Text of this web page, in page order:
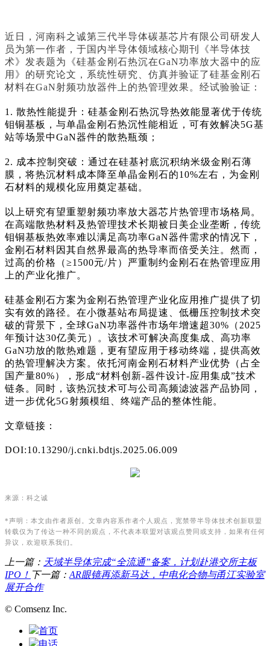
近日，河南科之诚第三代半导体碳基芯片有限公司研发人
员为第一作者，于国内半导体领域核心期刊《半导体技
术》发表题为《硅基金刚石热沉在GaN功率放大器中的应
用》的研究论文，系统性研究、仿真并验证了硅基金刚石
材料在GaN射频功放器件上的热管理效果。经试验验证：
1. 散热性能提升：硅基金刚石热沉导热效能显著优于传统
钼铜基板，与单晶金刚石热沉性能相近，可有效解决5G基
站等场景中GaN器件的散热瓶颈；
2. 成本控制突破：通过在硅基衬底沉积纳米级金刚石薄
膜，将热沉材料成本降至单晶金刚石的10%左右，为金刚
石材料的规模化应用奠定基础。
以上研究有望重塑射频功率放大器芯片热管理市场格局。
在高端散热材料及热管理技术长期被日美企业垄断，传统
钼铜基板热效率难以满足高功率GaN器件需求的情况下，
金刚石材料因其自然界最高的热导率而倍受关注。然而，
过高的价格（≥1500元/片）严重制约金刚石在热管理应用
上的产业化推广。
硅基金刚石方案为金刚石热管理产业化应用推广提供了切
实有效的路径。在小微基站布局提速、低栅压控制技术突
破的背景下，全球GaN功率器件市场年增速超30%（2025
年预计达30亿美元）。该技术可解决高度集成、高功率
GaN功放的散热难题，更有望应用于移动终端，提供高效
的热管理解决方案。依托河南金刚石材料产业优势（占全
国产量80%），形成“材料创新-器件设计-应用集成”技术
链条。同时，该热沉技术可与公司高频滤波器产品协同，
进一步优化5G射频模组、终端产品的整体性能。
文章链接：
DOI:10.13290/j.cnki.bdtjs.2025.06.009
来源：科之诚
*声明：本文由作者原创。文章内容系作者个人观点，宽禁带半导体技术创新联盟
转载仅为了传达一种不同的观点，不代表本联盟对该观点赞同或支持，如果有任何
异议，欢迎联系我们。
上一篇： 天域半导体完成“全流通”备案，计划赴港交所主板
IPO！ 下一篇： AR眼镜再添新马达，中电化合物与甬江实验室
展开合作
© Comsenz Inc.
首页